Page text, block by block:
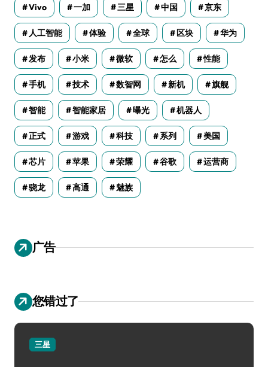
Vivo 一加 三星 中国 京东
人工智能 体验 全球 区块 华为
发布 小米 微软 怎么 性能
手机 技术 数智网 新机 旗舰
智能 智能家居 曝光 机器人
正式 游戏 科技 系列 美国
芯片 苹果 荣耀 谷歌 运营商
骁龙 高通 魅族
广告
您错过了
三星